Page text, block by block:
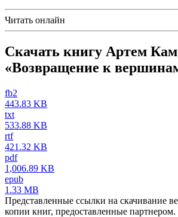
Читать онлайн
Скачать книгу Артем
«Возвращение к
fb2
443.83 KB
txt
533.88 KB
rtf
421.32 KB
pdf
1,006.89 KB
epub
1.33 MB
Представленные ссылки на скачивание
копии книг, предоставленные партнером.